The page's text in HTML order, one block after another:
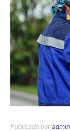
Publicado por admin